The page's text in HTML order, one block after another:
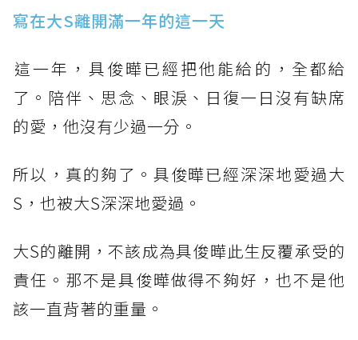
寫在大S離開滿一年的這一天
​這一年，具俊曄已經把他能給的，全都給
了。陪伴、思念、眼淚、日復一日沒有缺席
的愛，他沒有少過一分。
所以，真的夠了。具俊曄已經深深地愛過大
S，也被大S深深地愛過。
大S的離開，不該成為具俊曄此生反覆承受的
責任。那不是具俊曄做得不夠好，也不是他
該一直背著的重量。